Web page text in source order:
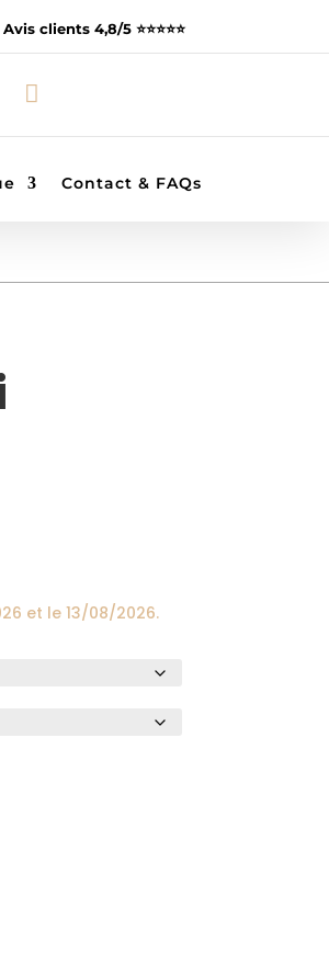
Avis clients 4,8/5 ⭐️⭐️⭐️⭐️⭐️

Contact & FAQs
et le13/08/2026.